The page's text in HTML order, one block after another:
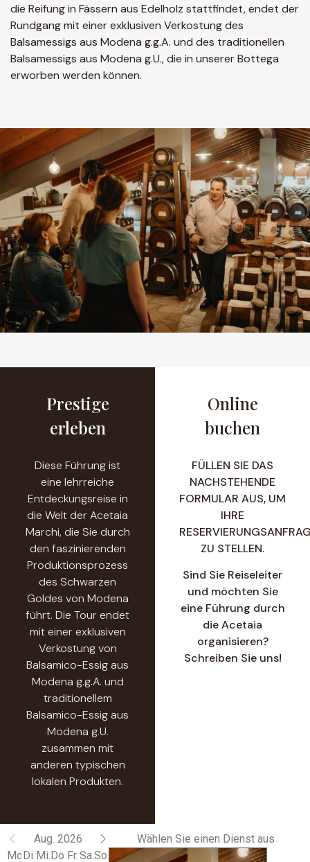
die Reifung in Fässern aus Edelholz stattfindet, endet der
Rundgang mit einer exklusiven Verkostung des
Balsamessigs aus Modena g.g.A. und des traditionellen
Balsamessigs aus Modena g.U., die in unserer Bottega
erworben werden können.
Prestige
erleben
Diese Führung ist
eine lehrreiche
Entdeckungsreise in
die Welt der Acetaia
Marchi, die Sie durch
den faszinierenden
Produktionsprozess
des Schwarzen
Goldes von Modena
führt. Die Tour endet
mit einer exklusiven
Verkostung von
Balsamico-Essig aus
Modena g.g.A. und
traditionellem
Balsamico-Essig aus
Modena g.U.
zusammen mit
anderen typischen
lokalen Produkten.
Online
buchen
FÜLLEN SIE DAS
NACHSTEHENDE
FORMULAR AUS, UM
IHRE
ZU STELLEN.
Sind Sie Reiseleiter
und möchten Sie
eine Führung durch
die Acetaia
organisieren?
Schreiben Sie uns!
Aug. 2026
Mo. Di. Mi. Do. Fr.Sa.So.
Wählen Sie einen Dienst aus